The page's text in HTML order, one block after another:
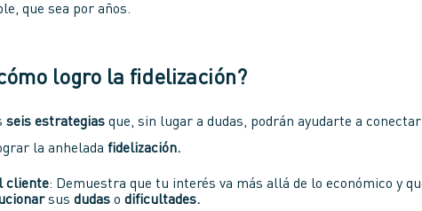
que sea por años.
logro la fidelización?
seis estrategias que, sin lugar a dudas, podrán ayudarte a
la anheladafidelización.
cliente: Demuestra que tu interés va más allá de lo económico y
susdudas odificultades.